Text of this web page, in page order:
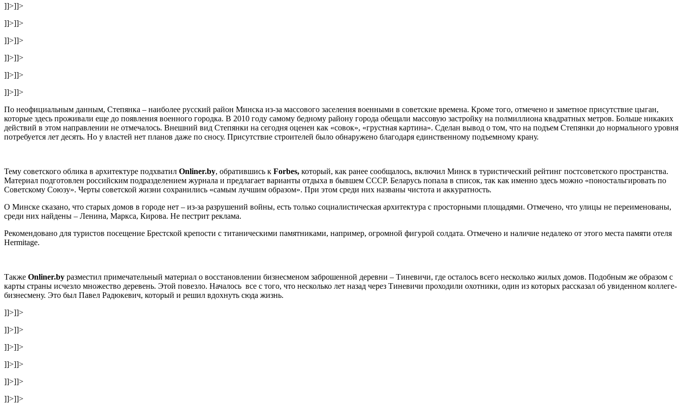
]]>]]>
]]>]]>
]]>]]>
]]>]]>
]]>]]>
]]>]]>
По неофициальным данным, Степянка – наиболее русский район Минска из-за массового заселения военными в советские времена. Кроме того, отмечено и заметное присутствие цыган,
которые здесь проживали еще до появления военного городка. В 2010 году самому бедному району города обещали массовую застройку на полмиллиона квадратных метров. Больше никаких
действий в этом направлении не отмечалось. Внешний вид Степянки на сегодня оценен как «совок», «грустная картина». Сделан вывод о том, что на подъем Степянки до нормального уровня
потребуется лет десять. Но у властей нет планов даже по сносу. Присутствие строителей было обнаружено благодаря единственному подъемному крану.
Тему советского облика в архитектуре подхватил Оnliner.by, обратившись к Forbes, который, как ранее сообщалось, включил Минск в туристический рейтинг постсоветского пространства.
Материал подготовлен российским подразделением журнала и предлагает варианты отдыха в бывшем СССР. Беларусь попала в список, так как именно здесь можно «поностальгировать по
Советскому Союзу». Черты советской жизни сохранились «самым лучшим образом». При этом среди них названы чистота и аккуратность.
О Минске сказано, что старых домов в городе нет – из-за разрушений войны, есть только социалистическая архитектура с просторными площадями. Отмечено, что улицы не переименованы,
среди них найдены – Ленина, Маркса, Кирова. Не пестрит реклама.
Рекомендовано для туристов посещение Брестской крепости с титаническими памятниками, например, огромной фигурой солдата. Отмечено и наличие недалеко от этого места памяти отеля
Hermitage.
Также Оnliner.by разместил примечательный материал о восстановлении бизнесменом заброшенной деревни – Тиневичи, где осталось всего несколько жилых домов. Подобным же образом с
карты страны исчезло множество деревень. Этой повезло. Началось все с того, что несколько лет назад через Тиневичи проходили охотники, один из которых рассказал об увиденном коллеге-
бизнесмену. Это был Павел Радюкевич, который и решил вдохнуть сюда жизнь.
]]>]]>
]]>]]>
]]>]]>
]]>]]>
]]>]]>
]]>]]>